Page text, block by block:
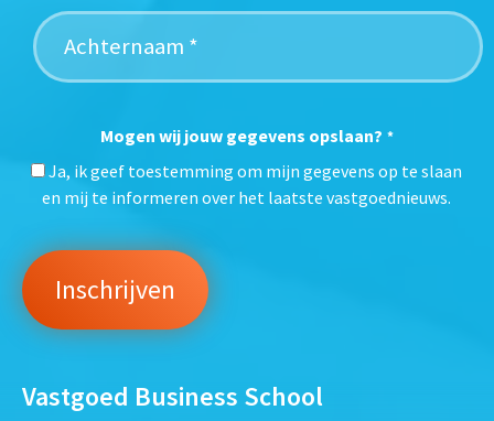
Mogen wij jouw gegevens opslaan? *
Ja, ik geef toestemming om mijn gegevens op te slaan
en mij te informeren over het laatste vastgoednieuws.
Vastgoed Business School